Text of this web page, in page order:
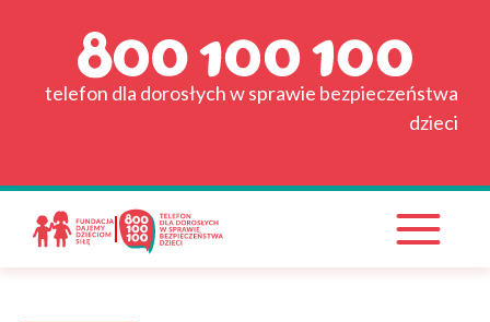
telefon dla dorosłych w sprawie bezpieczeństwa
dzieci
Strona główna
Pytania i odpowiedzi
Materiały do pobrania